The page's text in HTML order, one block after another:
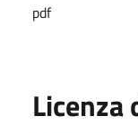
pdf